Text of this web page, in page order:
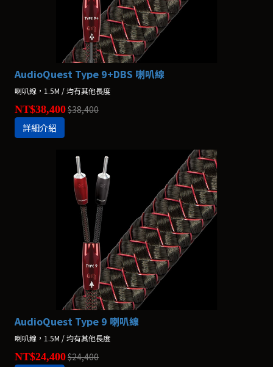
AudioQuest Type 9+DBS 喇叭線
喇叭線，1.5M / 均有其他長度
NT$38,400$38,400
詳細介紹
AudioQuest Type 9 喇叭線
喇叭線，1.5M / 均有其他長度
NT$24,400$24,400